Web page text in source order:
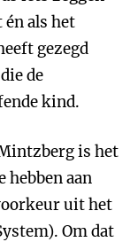
én als het
gezegd
de
kind.
is het
hebben aan
uit het
Om dat